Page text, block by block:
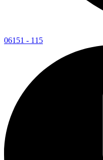
06151 - 115